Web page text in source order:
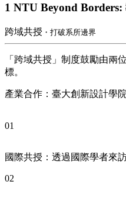
1 NTU Beyond Borders:
跨域共授 ・打破系所邊界
「跨域共授」制度鼓勵由兩
標。
產業合作：臺大創新設計學
01
國際共授：透過國際學者來
02